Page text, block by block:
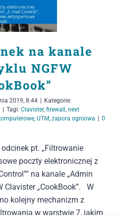
na kanale
NGFW
2019, 8:44 | Kategorie:
| Tagi: Clavister, firewall next
UTM zapora ogniowa | 0
pt. „Filtrowanie
poczty elektronicznej z
na kanale „Admin
Clavister „CookBook”. W
kolejny mechanizm z
w warstwie 7, jakim